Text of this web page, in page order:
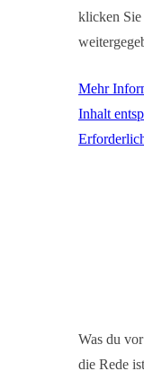
klicken Sie
Mehr
Inhalt
Was du
die Rede